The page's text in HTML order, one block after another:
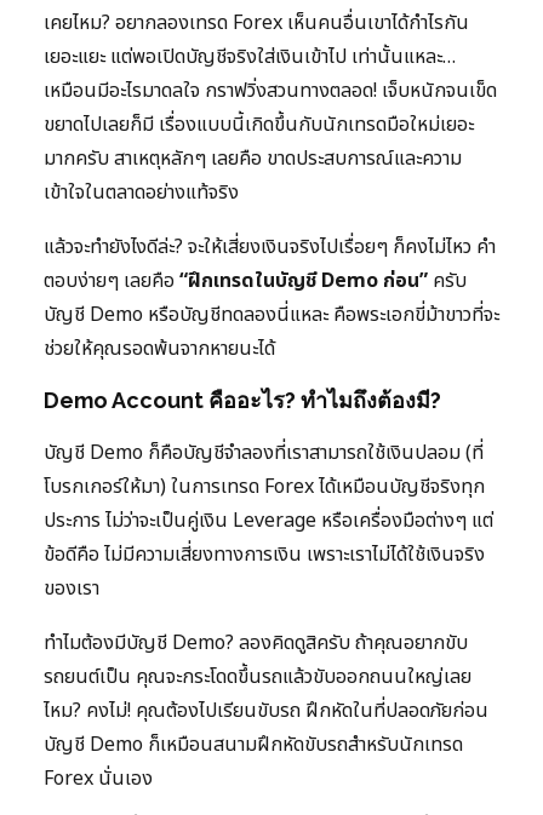
เคยไหม? อยากลองเทรด Forex เห็นคนอื่นเขาได้กำไรกัน
เยอะแยะ แต่พอเปิดบัญชีจริงใส่เงินเข้าไป เท่านั้นแหละ…
เหมือนมีอะไรมาดลใจ กราฟวิ่งสวนทางตลอด! เจ็บหนักจนเข็ด
ขยาดไปเลยก็มี เรื่องแบบนี้เกิดขึ้นกับนักเทรดมือใหม่เยอะ
มากครับ สาเหตุหลักๆ เลยคือ ขาดประสบการณ์และความ
เข้าใจในตลาดอย่างแท้จริง
แล้วจะทำยังไงดีล่ะ? จะให้เสี่ยงเงินจริงไปเรื่อยๆ ก็คงไม่ไหว คำ
ตอบง่ายๆ เลยคือ “ฝึกเทรดในบัญชี Demo ก่อน” ครับ
บัญชี Demo หรือบัญชีทดลองนี่แหละ คือพระเอกขี่ม้าขาวที่จะ
ช่วยให้คุณรอดพ้นจากหายนะได้
Demo Account คืออะไร? ทำไมถึงต้องมี?
บัญชี Demo ก็คือบัญชีจำลองที่เราสามารถใช้เงินปลอม (ที่
โบรกเกอร์ให้มา) ในการเทรด Forex ได้เหมือนบัญชีจริงทุก
ประการ ไม่ว่าจะเป็นคู่เงิน Leverage หรือเครื่องมือต่างๆ แต่
ข้อดีคือ ไม่มีความเสี่ยงทางการเงิน เพราะเราไม่ได้ใช้เงินจริง
ของเรา
ทำไมต้องมีบัญชี Demo? ลองคิดดูสิครับ ถ้าคุณอยากขับ
รถยนต์เป็น คุณจะกระโดดขึ้นรถแล้วขับออกถนนใหญ่เลย
ไหม? คงไม่! คุณต้องไปเรียนขับรถ ฝึกหัดในที่ปลอดภัยก่อน
บัญชี Demo ก็เหมือนสนามฝึกหัดขับรถสำหรับนักเทรด
Forex นั่นเอง